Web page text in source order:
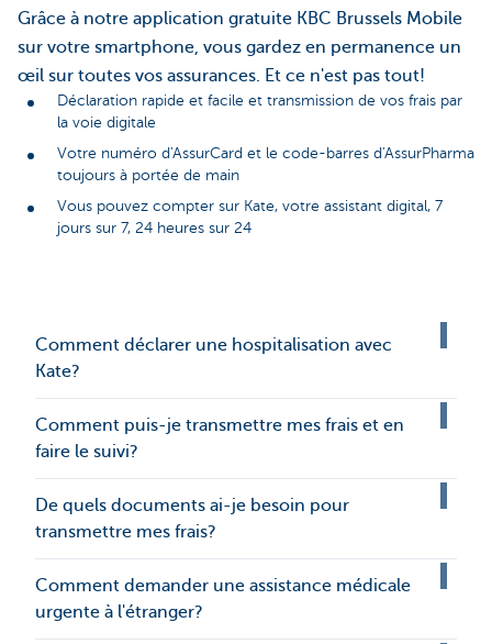
Grâce à notre application gratuite KBC Brussels Mobile
sur votre smartphone, vous gardez en permanence un
œil sur toutes vos assurances. Et ce n'est pas tout!
Déclaration rapide et facile et transmission de vos frais par
la voie digitale
Votre numéro d'AssurCard et le code-barres d'AssurPharma
toujours à portée de main
Vous pouvez compter sur Kate, votre assistant digital, 7
jours sur 7, 24 heures sur 24
Comment déclarer une hospitalisation avec
Kate?
Comment puis-je transmettre mes frais et en
faire le suivi?
De quels documents ai-je besoin pour
transmettre mes frais?
Comment demander une assistance médicale
urgente à l'étranger?